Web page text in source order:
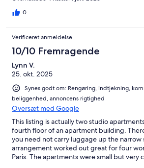
0
Verificeret anmeldelse
10/10 Fremragende
Lynn V.
25. okt. 2025
Synes godt om: Rengøring, indtjekning,
beliggenhed, annoncens rigtighed
Oversæt med Google
This listing is actually two studio
fourth floor of an apartment building.
you need not carry luggage up the narrow
arrangement worked out great for four
Paris. The apartments were small but very